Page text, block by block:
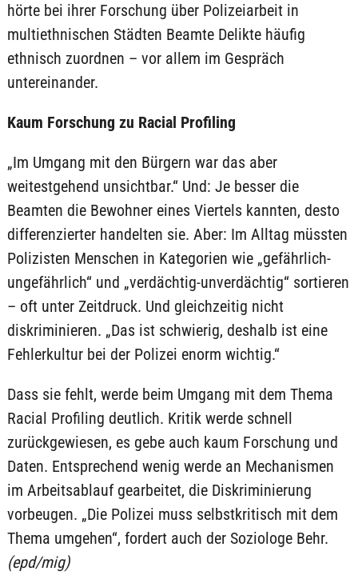
hörte bei ihrer Forschung über Polizeiarbeit in
multiethnischen Städten Beamte Delikte häufig
ethnisch zuordnen – vor allem im Gespräch
untereinander.
Kaum Forschung zu Racial Profiling
„Im Umgang mit den Bürgern war das aber
weitestgehend unsichtbar.“ Und: Je besser die
Beamten die Bewohner eines Viertels kannten, desto
differenzierter handelten sie. Aber: Im Alltag müssten
Polizisten Menschen in Kategorien wie „gefährlich-
ungefährlich“ und „verdächtig-unverdächtig“ sortieren
– oft unter Zeitdruck. Und gleichzeitig nicht
diskriminieren. „Das ist schwierig, deshalb ist eine
Fehlerkultur bei der Polizei enorm wichtig.“
Dass sie fehlt, werde beim Umgang mit dem Thema
Racial Profiling deutlich. Kritik werde schnell
zurückgewiesen, es gebe auch kaum Forschung und
Daten. Entsprechend wenig werde an Mechanismen
im Arbeitsablauf gearbeitet, die Diskriminierung
vorbeugen. „Die Polizei muss selbstkritisch mit dem
Thema umgehen“, fordert auch der Soziologe Behr.
(epd/mig)